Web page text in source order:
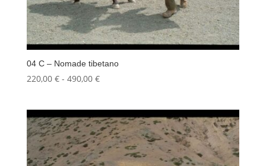
04 C – Nomade tibetano
220,00 € - 490,00 €Fascia
da
220,00 €
a
490,00 €